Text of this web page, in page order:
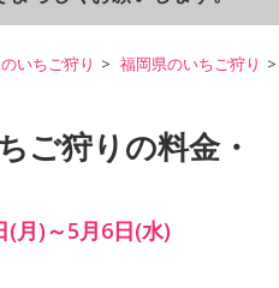
いちご狩り 福岡県のいちご狩り
ご狩りの料金・
(月)～5月6日(水)